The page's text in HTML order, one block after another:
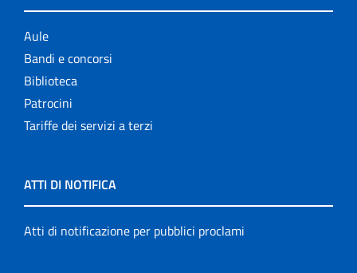
Aule
Bandi e concorsi
Biblioteca
Patrocini
Tariffe dei servizi a terzi
ATTI DI NOTIFICA
Atti di notificazione per pubblici proclami